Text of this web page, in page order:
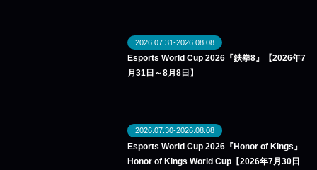
2026.07.31-2026.08.08
Esports World Cup 2026『鉄拳8』【2026年7
月31日～8月8日】
2026.07.30-2026.08.08
Esports World Cup 2026『Honor of Kings』
Honor of Kings World Cup【2026年7月30日